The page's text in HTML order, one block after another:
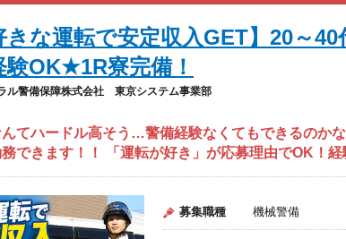
きな運転で安定収入GET】20～40
験OK★1R寮完備！
ル警備保障株式会社 東京システム事業部
んてハードル高そう…警備経験なくてもできるのか
務できます！！ 「運転が好き」が応募理由でOK！
募集職種 機械警備